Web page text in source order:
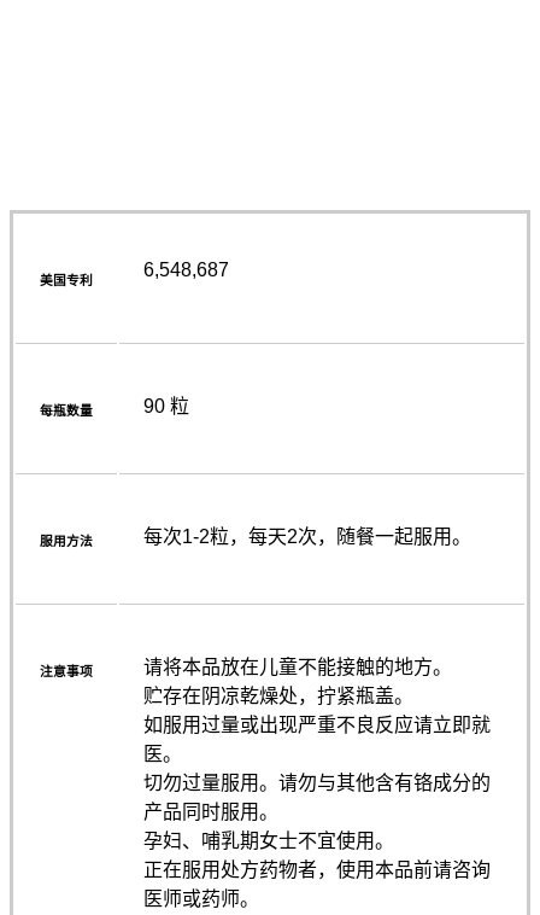
美国专利 6,548,687
每瓶数量 90 粒
服用方法 每次1-2粒，每天2次，随餐一起服用。
注意事项
请将本品放在儿童不能接触的地方。
贮存在阴凉乾燥处，拧紧瓶盖。
如服用过量或出现严重不良反应请立即就
医。
切勿过量服用。请勿与其他含有铬成分的
产品同时服用。
孕妇、哺乳期女士不宜使用。
正在服用处方药物者，使用本品前请咨询
医师或药师。